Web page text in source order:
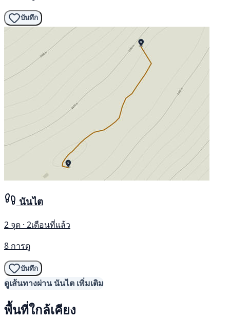
บันทึก
นันไต
2 จุด · 2เดือนที่แล้ว
8 การดู
บันทึก
ดูเส้นทางผ่าน นันไต เพิ่มเติม
พื้นที่ใกล้เคียง